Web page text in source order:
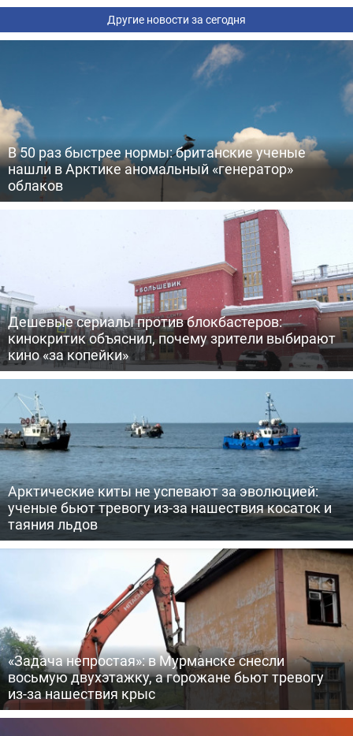
Другие новости за сегодня
В 50 раз быстрее нормы: британские ученые
нашли в Арктике аномальный «генератор»
облаков
Дешевые сериалы против блокбастеров:
кинокритик объяснил, почему зрители выбирают
кино «за копейки»
Арктические киты не успевают за эволюцией:
ученые бьют тревогу из-за нашествия косаток и
таяния льдов
«Задача непростая»: в Мурманске снесли
восьмую двухэтажку, а горожане бьют тревогу
из-за нашествия крыс